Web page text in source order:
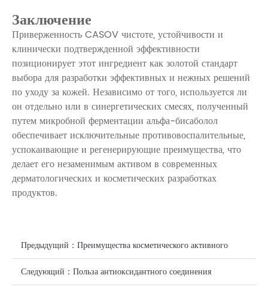
Заключение
Приверженность CASOV чистоте, устойчивости и
клинически подтвержденной эффективности
позиционирует этот ингредиент как золотой стандарт
выбора для разработки эффективных и нежных решений
по уходу за кожей. Независимо от того, используется ли
он отдельно или в синергетических смесях, полученный
путем микробной ферментации альфа-бисаболол
обеспечивает исключительные противовоспалительные,
успокаивающие и регенерирующие преимущества, что
делает его незаменимым активом в современных
дерматологических и косметических разработках
продуктов.
Предыдущий： Преимущества косметического активного
ингредиента siRNA для кожи
Следующий： Польза антиоксидантного соединения